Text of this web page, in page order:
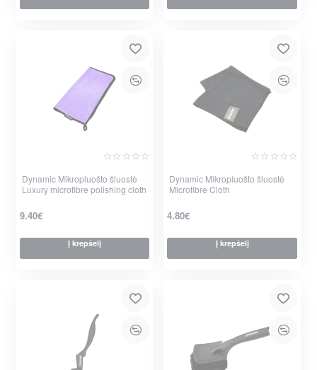
Dynamic Mikropluošto šluostė
Luxury microfibre polishing cloth
9.40€
Į krepšelį
Dynamic Mikropluošto šluostė
Microfibre Cloth
4.80€
Į krepšelį